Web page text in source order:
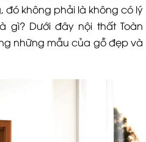
đó không phải là không có lý
gì? Dưới đây nội thất Toàn
những mẫu của gỗ đẹp và